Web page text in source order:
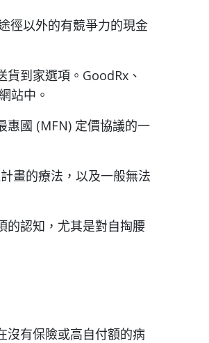
徑以外的有競爭力的現金
到家選項。GoodRx、
站中。
惠國 (MFN) 定價協議的一
畫的療法，以及一般無法
的認知，尤其是對自掏腰
沒有保險或高自付額的病